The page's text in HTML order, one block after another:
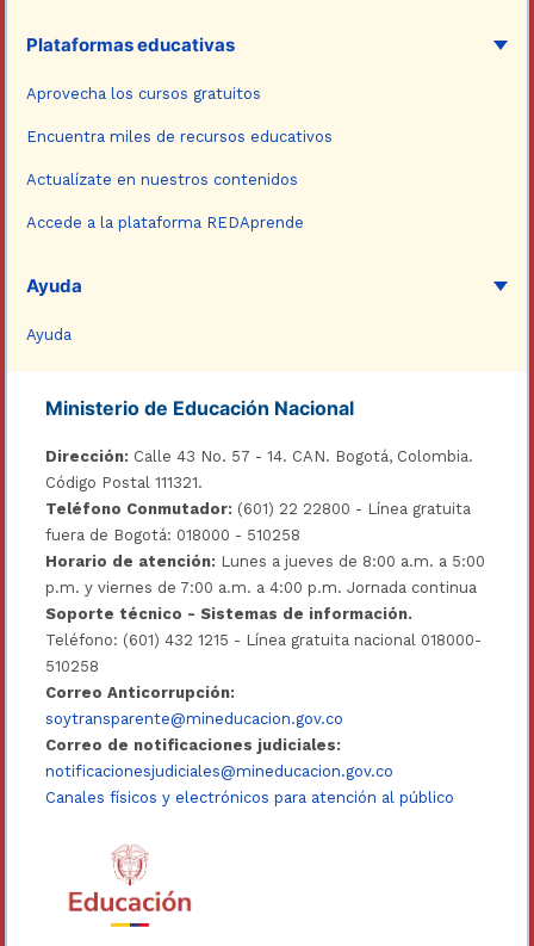
Plataformas educativas
Aprovecha los cursos gratuitos
Encuentra miles de recursos educativos
Actualízate en nuestros contenidos
Accede a la plataforma REDAprende
Ayuda
Ayuda
Ministerio de Educación Nacional
Dirección: Calle 43 No. 57 - 14. CAN. Bogotá, Colombia.
Código Postal 111321.
Teléfono Conmutador: (601) 22 22800 - Línea gratuita
fuera de Bogotá: 018000 - 510258
Horario de atención: Lunes a jueves de 8:00 a.m. a 5:00
p.m. y viernes de 7:00 a.m. a 4:00 p.m. Jornada continua
Soporte técnico - Sistemas de información.
Teléfono: (601) 432 1215 - Línea gratuita nacional 018000-
510258
Correo Anticorrupción:
soytransparente@mineducacion.gov.co
Correo de notificaciones judiciales:
notificacionesjudiciales@mineducacion.gov.co
Canales físicos y electrónicos para atención al público